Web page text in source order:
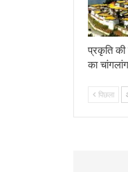
प्रकृति
का चांगलांग
पिछला